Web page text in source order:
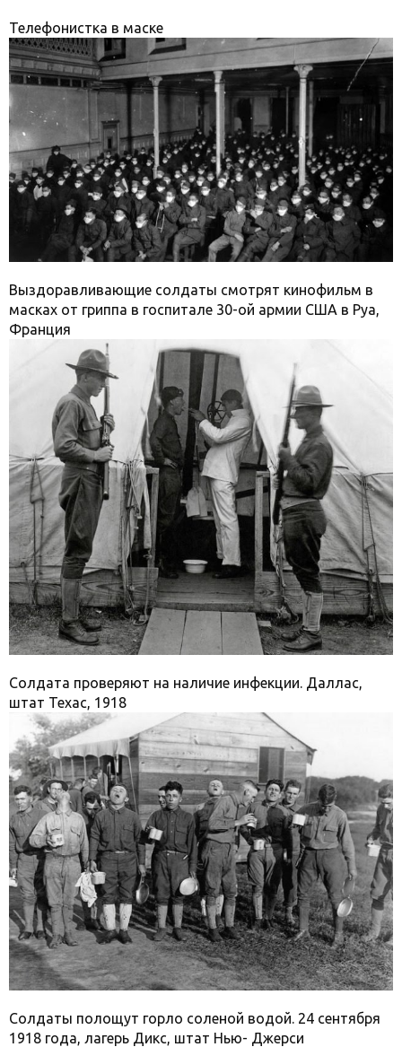
Телефонистка в маске
Выздоравливающие солдаты смотрят кинофильм в
масках от гриппа в госпитале 30-ой армии США в Руа,
Франция
Солдата проверяют на наличие инфекции. Даллас,
штат Техас, 1918
Солдаты полощут горло соленой водой. 24 сентября
1918 года, лагерь Дикс, штат Нью- Джерси